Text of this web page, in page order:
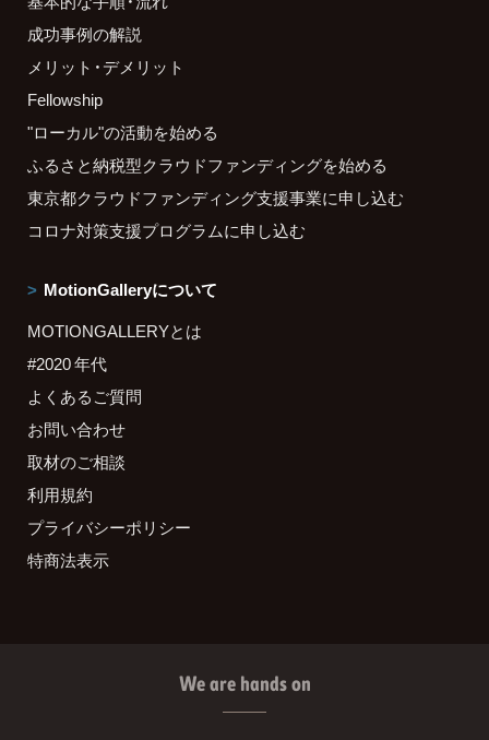
成功事例の解説
メリット・デメリット
Fellowship
"ローカル"の活動を始める
ふるさと納税型クラウドファンディングを始める
東京都クラウドファンディング支援事業に申し込む
コロナ対策支援プログラムに申し込む
MotionGalleryについて
MOTIONGALLERYとは
#2020 年代
よくあるご質問
お問い合わせ
取材のご相談
利用規約
プライバシーポリシー
特商法表示
We are hands on